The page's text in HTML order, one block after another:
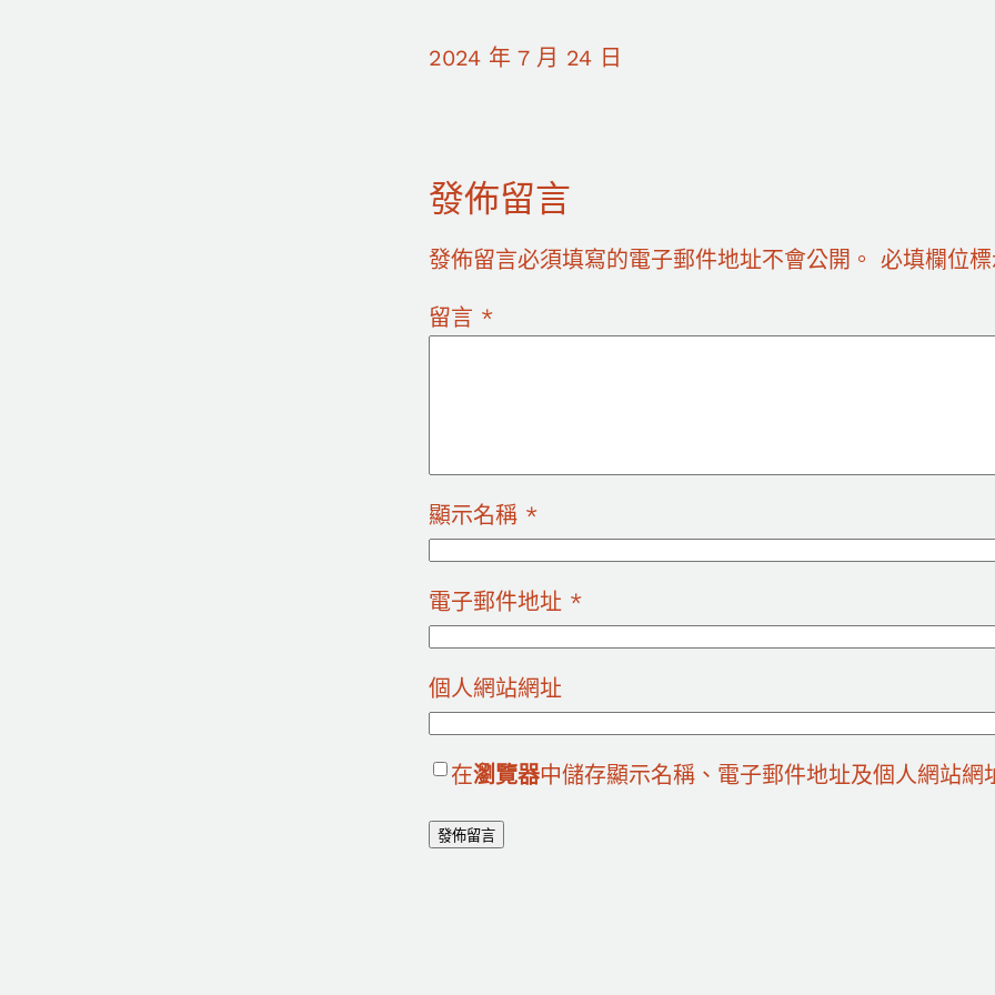
2024 年 7 月 24 日
發佈留言
發佈留言必須填寫的電子郵件地址不會公開。 必填欄位
留言 *
顯示名稱 *
電子郵件地址 *
個人網站網址
在瀏覽器中儲存顯示名稱、電子郵件地址及個人網站網